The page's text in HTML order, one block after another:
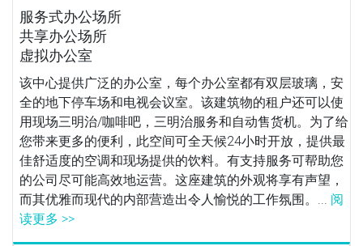
服务式办公场所
共享办公场所
虚拟办公室
该中心提供广泛的办公室，每个办公室都有双层玻璃，安
全的地下停车场和电视会议室。该建筑物的租户还可以使
用现场三明治/咖啡吧，三明治服务和自动售货机。为了给
您带来更多的便利，此空间可全天候24小时开放，提供最
佳舒适度的空调和现场提供的饮料。有支持服务可帮助您
的公司尽可能高效地运营。这座建筑的外观将享有声望，
而其优雅而现代的内部营造出令人愉悦的工作氛围。... 阅
读更多 >>